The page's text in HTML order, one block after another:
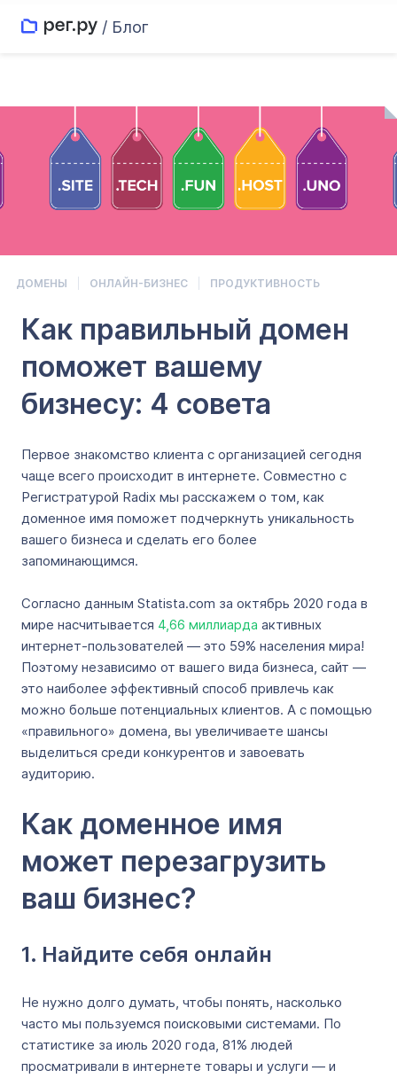
/ Блог
ДОМЕНЫ ОНЛАЙН-БИЗНЕС ПРОДУКТИВНОСТЬ
Как правильный домен
поможет вашему
бизнесу: 4 совета
Первое знакомство клиента с организацией сегодня
чаще всего происходит в интернете. Совместно с
Регистратурой Radix мы расскажем о том, как
доменное имя поможет подчеркнуть уникальность
вашего бизнеса и сделать его более
запоминающимся.
Согласно данным Statista.com за октябрь 2020 года в
мире насчитывается 4,66 миллиарда активных
интернет-пользователей — это 59% населения мира!
Поэтому независимо от вашего вида бизнеса, сайт —
это наиболее эффективный способ привлечь как
можно больше потенциальных клиентов. А с помощью
«правильного» домена, вы увеличиваете шансы
выделиться среди конкурентов и завоевать
аудиторию.
Как доменное имя
может перезагрузить
ваш бизнес?
1. Найдите себя онлайн
Не нужно долго думать, чтобы понять, насколько
часто мы пользуемся поисковыми системами. По
статистике за июль 2020 года, 81% людей
просматривали в интернете товары и услуги — и